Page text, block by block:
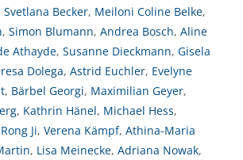
Svetlana Becker, Meiloni Coline Belke,
, Simon Blumann, Andrea Bosch, Aline
Athayde, Susanne Dieckmann, Gisela
Dolega, Astrid Euchler, Evelyne
, Bärbel Georgi, Maximilian Geyer,
, Kathrin Hänel, Michael Hess,
Rong Ji, Verena Kämpf, Athina-Maria
, Lisa Meinecke, Adriana Nowak,